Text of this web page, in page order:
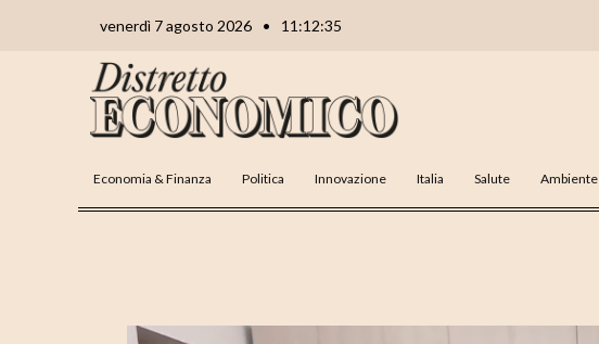
venerdì 7 agosto 2026 • 11:12:36
Economia & Finanza Politica Innovazione Italia Salute Ambiente